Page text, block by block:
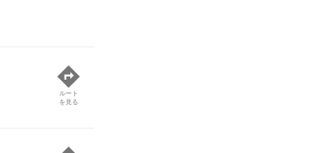
ルート
を見る